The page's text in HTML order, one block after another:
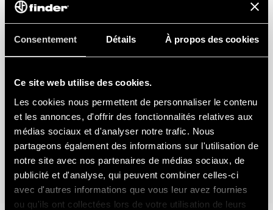
Consentement Détails À propos des cookies
Ce site web utilise des cookies.
Les cookies nous permettent de personnaliser le contenu
et les annonces, d'offrir des fonctionnalités relatives aux
médias sociaux et d'analyser notre trafic. Nous
partageons également des informations sur l'utilisation de
notre site avec nos partenaires de médias sociaux, de
publicité et d'analyse, qui peuvent combiner celles-ci
avec d'autres informations que vous leur avez fournies
ou qu'ils ont collectées lors de votre utilisation de leurs